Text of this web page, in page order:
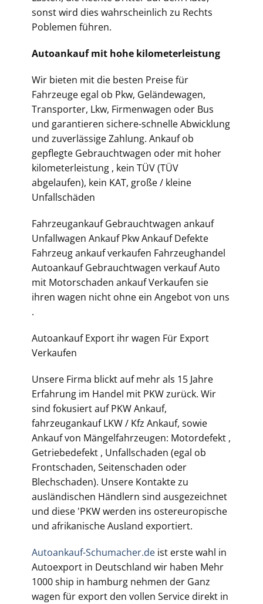
sonst wird dies wahrscheinlich zu Rechts
Poblemen führen.
Autoankauf mit hohe kilometerleistung
Wir bieten mit die besten Preise für
Fahrzeuge egal ob Pkw, Geländewagen,
Transporter, Lkw, Firmenwagen oder Bus
und garantieren sichere-schnelle Abwicklung
und zuverlässige Zahlung. Ankauf ob
gepflegte Gebrauchtwagen oder mit hoher
kilometerleistung , kein TÜV (TÜV
abgelaufen), kein KAT, große / kleine
Unfallschäden
Fahrzeugankauf Gebrauchtwagen ankauf
Unfallwagen Ankauf Pkw Ankauf Defekte
Fahrzeug ankauf verkaufen Fahrzeughandel
Autoankauf Gebrauchtwagen verkauf Auto
mit Motorschaden ankauf Verkaufen sie
ihren wagen nicht ohne ein Angebot von uns
.
Autoankauf Export ihr wagen Für Export
Verkaufen
Unsere Firma blickt auf mehr als 15 Jahre
Erfahrung im Handel mit PKW zurück. Wir
sind fokusiert auf PKW Ankauf,
fahrzeugankauf LKW / Kfz Ankauf, sowie
Ankauf von Mängelfahrzeugen: Motordefekt ,
Getriebedefekt , Unfallschaden (egal ob
Frontschaden, Seitenschaden oder
Blechschaden). Unsere Kontakte zu
ausländischen Händlern sind ausgezeichnet
und diese 'PKW werden ins ostereuropische
und afrikanische Ausland exportiert.
Autoankauf-Schumacher.de ist erste wahl in
Autoexport in Deutschland wir haben Mehr
1000 ship in hamburg nehmen der Ganz
wagen für export den vollen Service direkt in